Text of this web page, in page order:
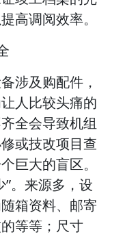
高调阅效率。
涉及购配件，
人比较头痛的
全会导致机组
或技改项目查
巨大的盲区。
。来源多，设
箱资料、邮寄
等等；尺寸